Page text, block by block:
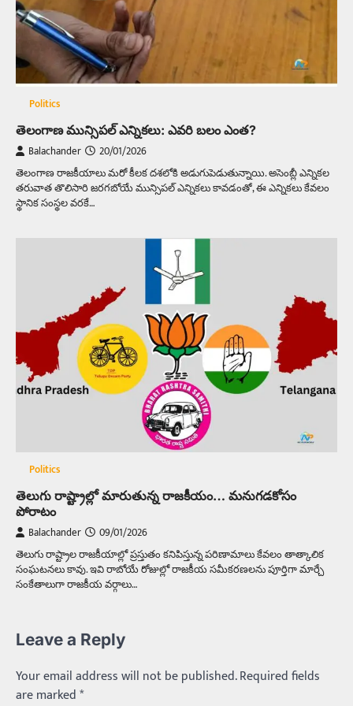
Politics
తెలంగాణ మున్సిపల్ ఎన్నికలు: ఎవరి బలం ఎంత?
Balachander 20/01/2026
తెలంగాణ రాజకీయాలు మరో కీలక దశలోకి అడుగుపెడుతున్నాయి. అసెంబ్లీ ఎన్నికల
తరువాత తొలిసారి జరగబోయే మున్సిపల్ ఎన్నికలు కావడంతో, ఈ ఎన్నికలు కేవలం
స్థానిక సంస్థల వరకే…
Politics
తెలుగు రాష్ట్రాల్లో మారుతున్న రాజకీయం… మనుగడకోసం
పోరాటం
Balachander 09/01/2026
తెలుగు రాష్ట్రాల రాజకీయాల్లో ప్రస్తుతం కనిపిస్తున్న పరిణామాలు కేవలం తాత్కాలిక
సంఘటనలు కావు. ఇవి రాబోయే రోజుల్లో రాజకీయ సమీకరణలను పూర్తిగా మార్చే
సంకేతాలుగా రాజకీయ వర్గాలు…
Leave a Reply
Your email address will not be published.Required fields
are marked*